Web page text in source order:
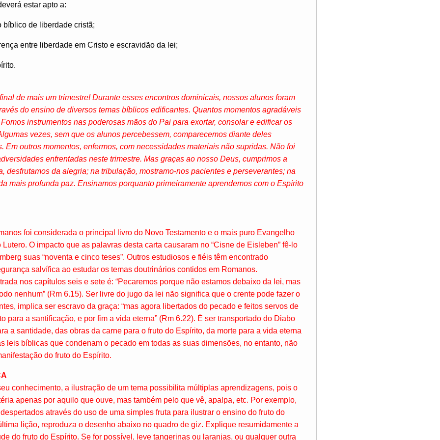
estar apto a:
bíblico de liberdade cristã;
entre liberdade em Cristo e escravidão da lei;
de mais um trimestre! Durante esses encontros dominicais, nossos alunos foram
do ensino de diversos temas bíblicos edificantes. Quantos momentos agradáveis
instrumentos nas poderosas mãos do Pai para exortar, consolar e edificar os
vezes, sem que os alunos percebessem, comparecemos diante deles
Em outros momentos, enfermos, com necessidades materiais não supridas. Não foi
enfrentadas neste trimestre. Mas graças ao nosso Deus, cumprimos a
desfrutamos da alegria; na tribulação, mostramo-nos pacientes e perseverantes; na
mais profunda paz. Ensinamos porquanto primeiramente aprendemos com o Espírito
foi considerada o principal livro do Novo Testamento e o mais puro Evangelho
O impacto que as palavras desta carta causaram no “Cisne de Eisleben” fê-lo
suas “noventa e cinco teses”. Outros estudiosos e fiéis têm encontrado
salvífica ao estudar os temas doutrinários contidos em Romanos.
nos capítulos seis e sete é: “Pecaremos porque não estamos debaixo da lei, mas
nenhum” (Rm 6.15). Ser livre do jugo da lei não significa que o crente pode fazer o
implica ser escravo da graça: “mas agora libertados do pecado e feitos servos de
para a santificação, e por fim a vida eterna” (Rm 6.22). É ser transportado do Diabo
a santidade, das obras da carne para o fruto do Espírito, da morte para a vida eterna
leis bíblicas que condenam o pecado em todas as suas dimensões, no entanto, não
do fruto do Espírito.
conhecimento, a ilustração de um tema possibilita múltiplas aprendizagens, pois o
apenas por aquilo que ouve, mas também pelo que vê, apalpa, etc. Por exemplo,
através do uso de uma simples fruta para ilustrar o ensino do fruto do
lição, reproduza o desenho abaixo no quadro de giz. Explique resumidamente a
do fruto do Espírito. Se for possível, leve tangerinas ou laranjas, ou qualquer outra